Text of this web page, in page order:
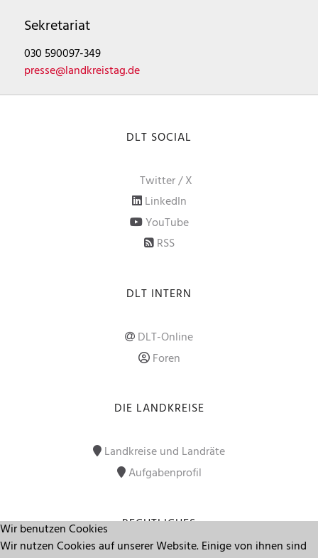
Sekretariat
030 590097-349
presse@landkreistag.de
DLT SOCIAL
Twitter / X
LinkedIn
YouTube
RSS
DLT INTERN
DLT-Online
Foren
DIE LANDKREISE
Landkreise und Landräte
Aufgabenprofil
RECHTLICHES
Wir benutzen Cookies
Wir nutzen Cookies auf unserer Website. Einige von ihnen sind